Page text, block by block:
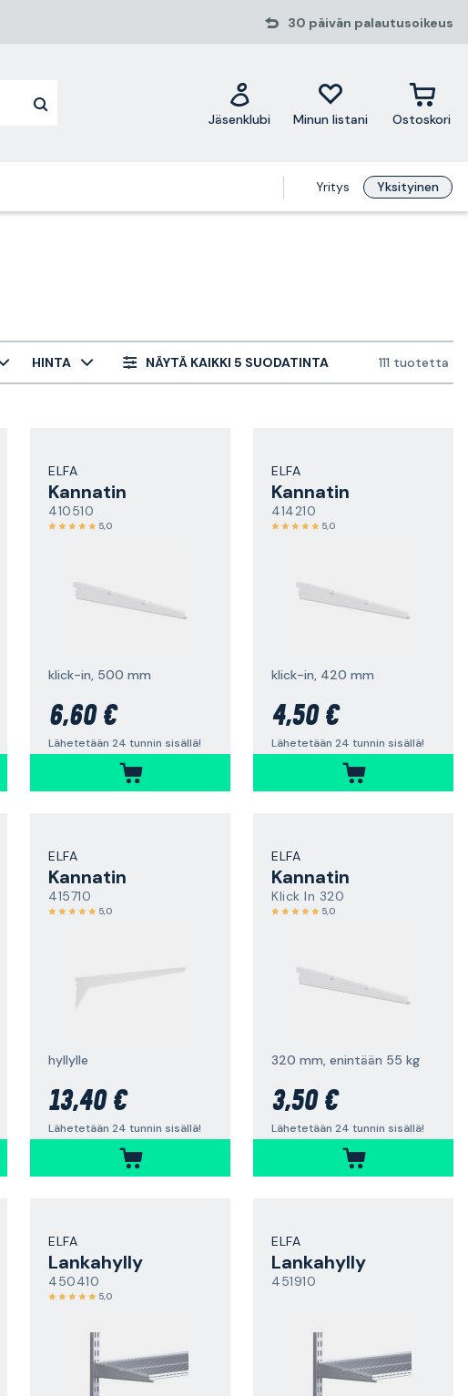
30 päivän palautusoikeus
Jäsenklubi Minun listani Ostoskori
Yritys Yksityinen
HINTA NÄYTÄ KAIKKI 5 SUODATINTA 111 tuotetta
ELFA
Kannatin
410510
5,0
klick-in, 500 mm
6,60 €
Lähetetään 24 tunnin sisällä!
ELFA
Kannatin
414210
5,0
klick-in, 420 mm
4,50 €
Lähetetään 24 tunnin sisällä!
ELFA
Kannatin
415710
5,0
hyllylle
13,40 €
Lähetetään 24 tunnin sisällä!
ELFA
Kannatin
Klick In 320
5,0
320 mm, enintään 55 kg
3,50 €
Lähetetään 24 tunnin sisällä!
ELFA
Lankahylly
450410
5,0
ELFA
Lankahylly
451910